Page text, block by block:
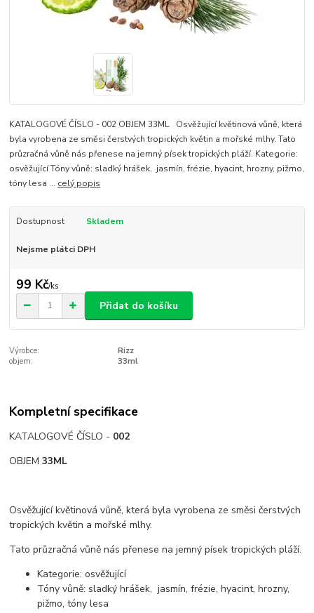
KATALOGOVÉ ČÍSLO - 002 OBJEM 33ML Osvěžující květinová vůně, která
byla vyrobena ze směsi čerstvých tropických květin a mořské mlhy. Tato
průzračná vůně nás přenese na jemný písek tropických pláží. Kategorie:
osvěžující Tóny vůně: sladký hrášek, jasmín, frézie, hyacint, hrozny, pižmo,
tóny lesa ... celý popis
Dostupnost Skladem
Nejsme plátci DPH
99 Kč/ks
Přidat do košíku
Výrobce:
Rizz
objem:
33ml
Kompletní specifikace
KATALOGOVÉ ČÍSLO - 002
OBJEM 33ML
Osvěžující květinová vůně, která byla vyrobena ze směsi čerstvých
tropických květin a mořské mlhy.
Tato průzračná vůně nás přenese na jemný písek tropických pláží.
Kategorie: osvěžující
Tóny vůně: sladký hrášek, jasmín, frézie, hyacint, hrozny,
pižmo, tóny lesa